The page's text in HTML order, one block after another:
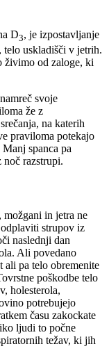
D3, je izpostavljanje
telo uskladišči v jetrih.
živimo od zaloge, ki
svoje
že z
na katerih
praviloma potekajo
spanca pa
noč razstrupi.
možgani in jetra ne
strupov iz
naslednji dan
Ali povedano
ali pa telo obremenite
poškodbe telo
holesterola,
potrebujejo
času zakockate
ljudi to počne
težav, ki jih